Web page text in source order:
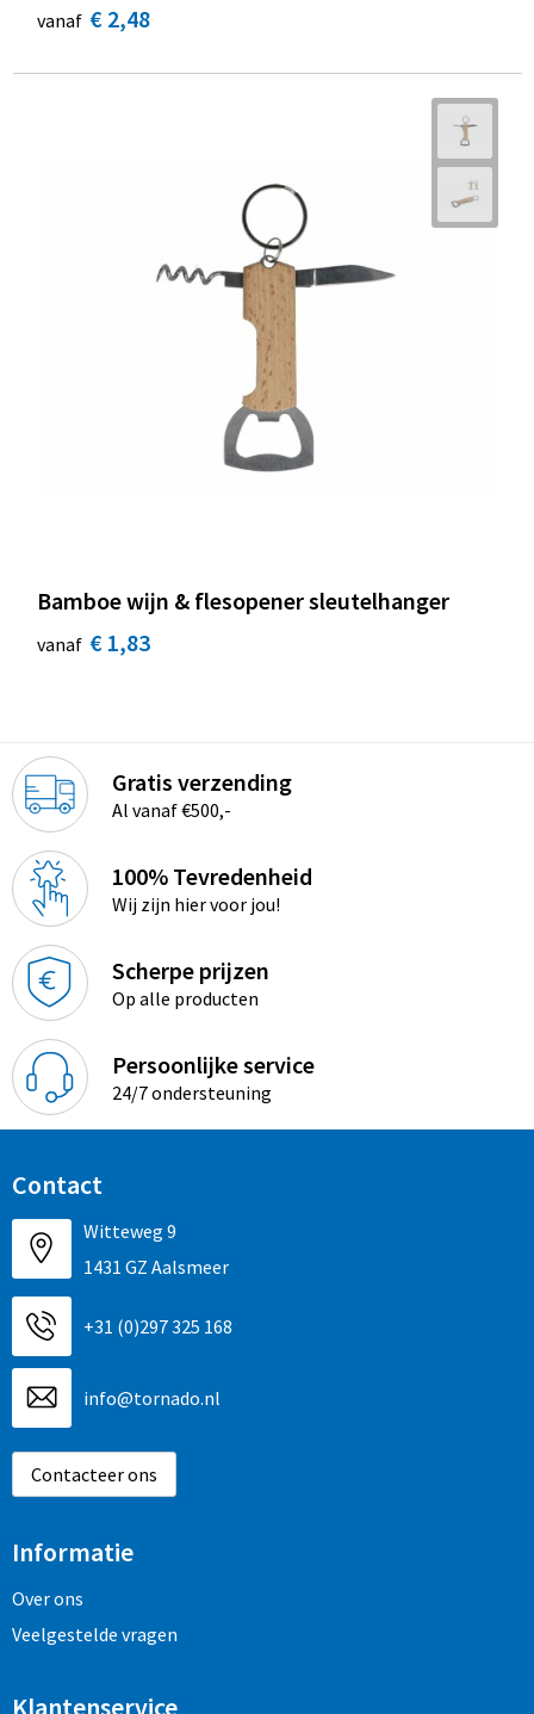
vanaf € 2,48
Bamboe wijn & flesopener sleutelhanger
vanaf € 1,83
Gratis verzending
Al vanaf €500,-
100% Tevredenheid
Wij zijn hier voor jou!
Scherpe prijzen
Op alle producten
Persoonlijke service
24/7 ondersteuning
Contact
Witteweg 9
1431 GZ Aalsmeer
+31 (0)297 325 168
info@tornado.nl
Contacteer ons
Informatie
Over ons
Veelgestelde vragen
Klantenservice